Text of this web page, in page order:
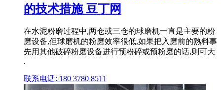
的技术措施 豆丁网
在水泥粉磨过程中,两仓或三仓的球磨机一直是主要的粉
磨设备,但球磨机的粉磨效率很低,如果把入磨前的熟料事
先用其他破碎粉磨设备进行预粉碎或预粉磨的话,则可大
.
联系电话: 180 3780 8511